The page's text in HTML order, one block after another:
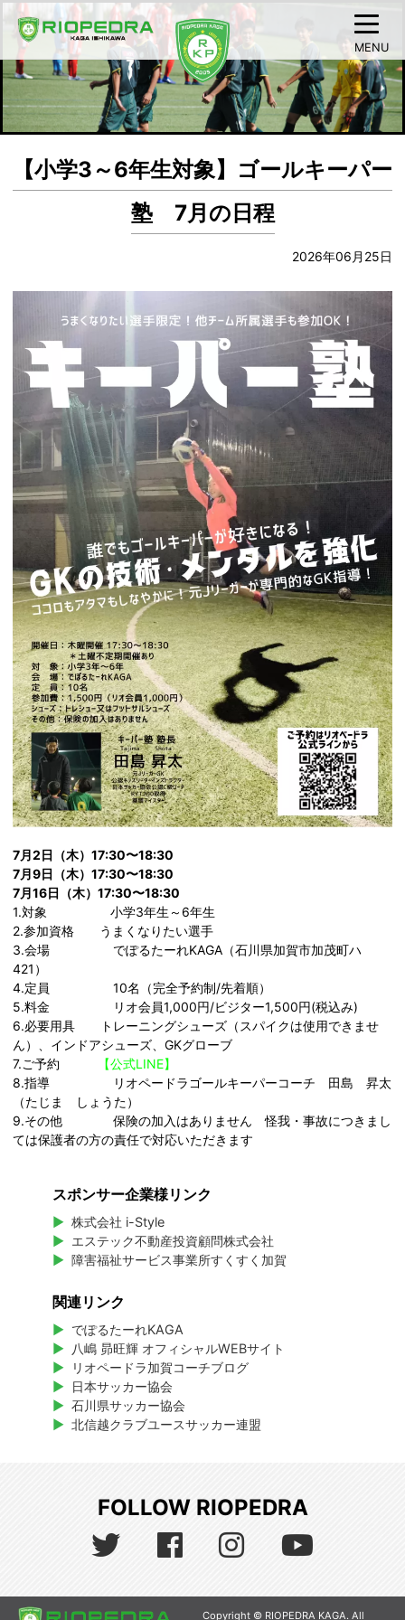
MENU
【小学3～6年生対象】ゴールキーパー
塾 7月の日程
2026年06月25日
7月2日（木）17:30〜18:30
7月9日（木）17:30〜18:30
7月16日（木）17:30〜18:30
1.対象 小学3年生～6年生
2.参加資格 うまくなりたい選手
3.会場 でぽるたーれKAGA（石川県加賀市加茂町ハ
421）
4.定員 10名（完全予約制/先着順）
5.料金 リオ会員1,000円/ビジター1,500円(税込み)
6.必要用具 トレーニングシューズ（スパイクは使用できませ
ん）、インドアシューズ、GKグローブ
7.ご予約
【公式LINE】
8.指導 リオペードラゴールキーパーコーチ 田島 昇太
（たじま しょうた）
9.その他 保険の加入はありません 怪我・事故につきまし
ては保護者の方の責任で対応いただきます
スポンサー企業様リンク
株式会社 i-Style
エステック不動産投資顧問株式会社
障害福祉サービス事業所すくすく加賀
関連リンク
でぽるたーれKAGA
八嶋 昴旺輝 オフィシャルWEBサイト
リオペードラ加賀コーチブログ
日本サッカー協会
石川県サッカー協会
北信越クラブユースサッカー連盟
FOLLOW RIOPEDRA
Copyright © RIOPEDRA KAGA. All